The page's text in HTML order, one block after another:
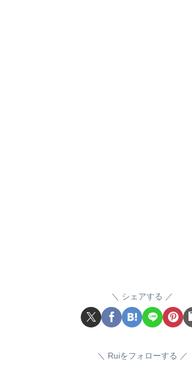
シェアする
Ruiをフォローする